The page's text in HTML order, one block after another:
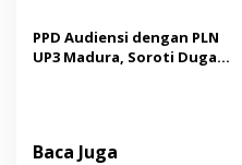
Jenazah WNI Asal Aceh di
Malaysia
PPD Audiensi dengan PLN
UP3 Madura, Soroti Dugaan
Baca Juga